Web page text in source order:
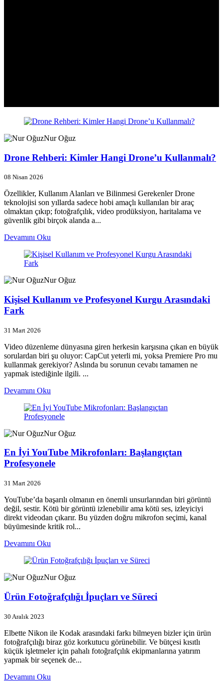
Nur Oğuz
Drone Rehberi: Kimler Hangi Drone’u Kullanmalı?
08 Nisan 2026
Özellikler, Kullanım Alanları ve Bilinmesi Gerekenler Drone
teknolojisi son yıllarda sadece hobi amaçlı kullanılan bir araç
olmaktan çıkıp; fotoğrafçılık, video prodüksiyon, haritalama ve
güvenlik gibi birçok alanda a...
Devamını Oku
Nur Oğuz
Kişisel Kullanım ve Profesyonel Kurgu Arasındaki
Fark
31 Mart 2026
Video düzenleme dünyasına giren herkesin karşısına çıkan en büyük
sorulardan biri şu oluyor: CapCut yeterli mi, yoksa Premiere Pro mu
kullanmak gerekiyor? Aslında bu sorunun cevabı tamamen ne
yapmak istediğinle ilgili. ...
Devamını Oku
Nur Oğuz
En İyi YouTube Mikrofonları: Başlangıçtan
Profesyonele
31 Mart 2026
YouTube’da başarılı olmanın en önemli unsurlarından biri görüntü
değil, sestir. Kötü bir görüntü izlenebilir ama kötü ses, izleyiciyi
direkt videodan çıkarır. Bu yüzden doğru mikrofon seçimi, kanal
büyümesinde kritik rol...
Devamını Oku
Nur Oğuz
Ürün Fotoğrafçılığı İpuçları ve Süreci
30 Aralık 2023
Elbette Nikon ile Kodak arasındaki farkı bilmeyen bizler için ürün
fotoğrafçılığı biraz göz korkutucu görünebilir. Ve bütçesi kısıtlı
küçük işletmeler için pahalı fotoğrafçılık ekipmanlarına yatırım
yapmak bir seçenek de...
Devamını Oku